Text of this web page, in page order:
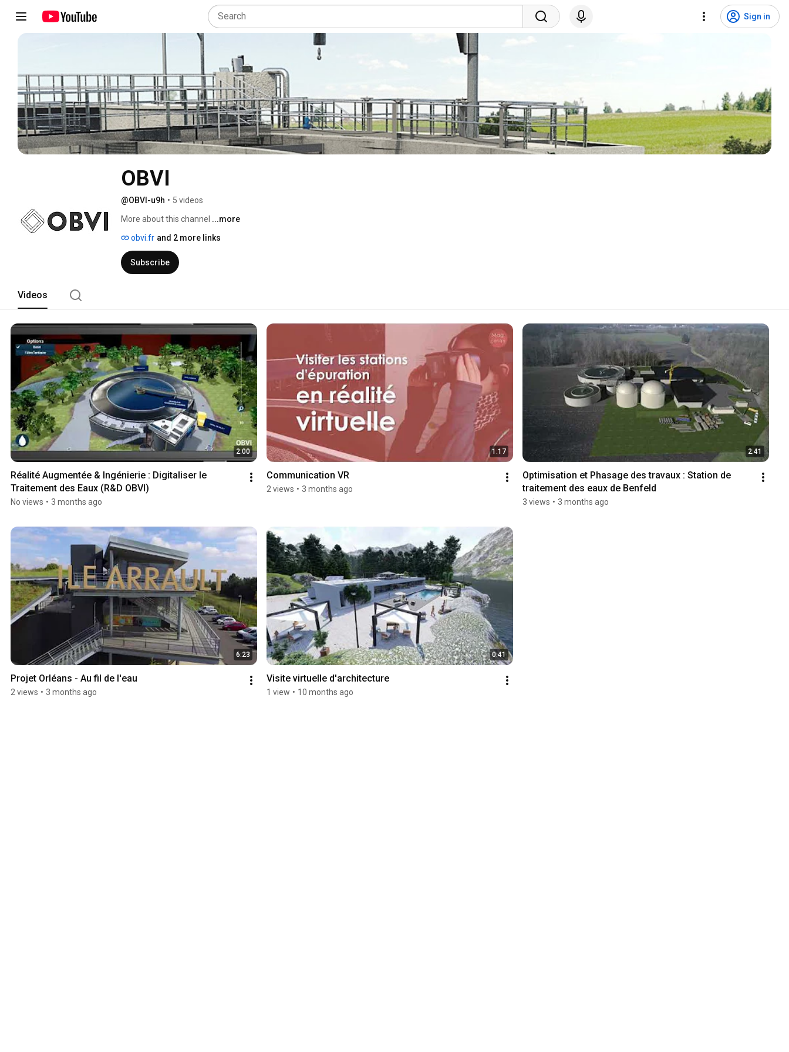
Sign in
OBVI
@OBVI-u9h • 5 videos
More about this channel ...more
obvi.fr and 2 more links
Subscribe
Videos
2:00
Réalité Augmentée & Ingénierie : Digitaliser le
Traitement des Eaux (R&D OBVI)
No views • 3 months ago
1:17
Communication VR
2 views • 3 months ago
2:41
Optimisation et Phasage des travaux : Station de
traitement des eaux de Benfeld
3 views • 3 months ago
6:23
Projet Orléans - Au fil de l'eau
2 views • 3 months ago
0:41
Visite virtuelle d'architecture
1 view • 10 months ago